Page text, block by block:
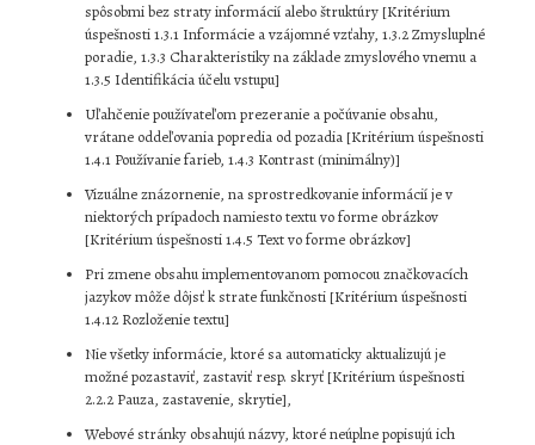
spôsobmi bez straty informácií alebo štruktúry [Kritérium
úspešnosti 1.3.1 Informácie a vzájomné vzťahy, 1.3.2 Zmysluplné
poradie, 1.3.3 Charakteristiky na základe zmyslového vnemu a
1.3.5 Identifikácia účelu vstupu]
Uľahčenie používateľom prezeranie a počúvanie obsahu,
vrátane oddeľovania popredia od pozadia [Kritérium úspešnosti
1.4.1 Používanie farieb, 1.4.3 Kontrast (minimálny)]
Vizuálne znázornenie, na sprostredkovanie informácií je v
niektorých prípadoch namiesto textu vo forme obrázkov
[Kritérium úspešnosti 1.4.5 Text vo forme obrázkov]
Pri zmene obsahu implementovanom pomocou značkovacích
jazykov môže dôjsť k strate funkčnosti [Kritérium úspešnosti
1.4.12 Rozloženie textu]
Nie všetky informácie, ktoré sa automaticky aktualizujú je
možné pozastaviť, zastaviť resp. skryť [Kritérium úspešnosti
2.2.2 Pauza, zastavenie, skrytie],
Webové stránky obsahujú názvy, ktoré neúplne popisujú ich